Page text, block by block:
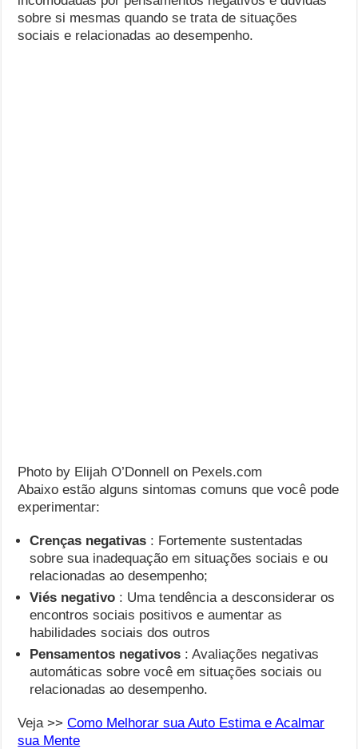
sobre si mesmas quando se trata de situações
sociais e relacionadas ao desempenho.
Photo by Elijah O’Donnell on Pexels.com
Abaixo estão alguns sintomas comuns que você pode
experimentar:
Crenças negativas : Fortemente sustentadas
sobre sua inadequação em situações sociais e ou
relacionadas ao desempenho;
Viés negativo : Uma tendência a desconsiderar os
encontros sociais positivos e aumentar as
habilidades sociais dos outros
Pensamentos negativos : Avaliações negativas
automáticas sobre você em situações sociais ou
relacionadas ao desempenho.
Veja >>Como Melhorar sua Auto Estima e Acalmar
sua Mente